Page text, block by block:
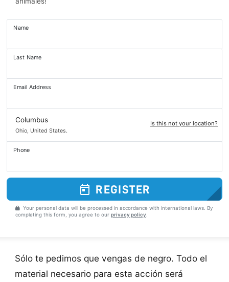
Name
Last Name
Email Address
Columbus
Ohio, United States.
Is this not your location?
Phone
REGISTER
Your personal data will be processed in accordance with international laws. By
completing this form, you agree to our privacy policy
Sólo te pedimos que vengas de negro. Todo el
material necesario para esta acción será